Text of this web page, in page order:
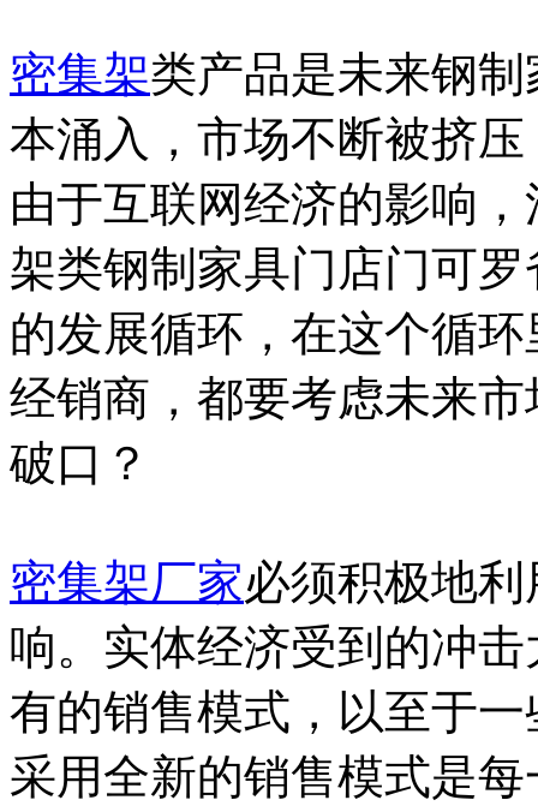
密集架类产品是未来钢
本涌入，市场不断被挤
由于互联网经济的影响
架类钢制家具门店门可
的发展循环，在这个循
经销商，都要考虑未来
破口？
密集架厂家必须积极地
响。实体经济受到的冲
有的销售模式，以至于一
采用全新的销售模式是每